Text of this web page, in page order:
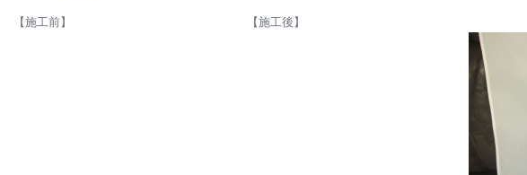
【施工前】 【施工後】